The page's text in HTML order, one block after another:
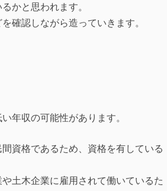
かと思われます。
確認しながら造っていきます。
年収の可能性があります。
資格であるため、資格を有している
土木企業に雇用されて働いているた